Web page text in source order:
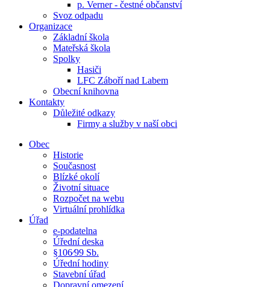
p. Verner - čestné občanství
Svoz odpadu
Organizace
Základní škola
Mateřská škola
Spolky
Hasiči
LFC Záboří nad Labem
Obecní knihovna
Kontakty
Důležité odkazy
Firmy a služby v naší obci
Obec
Historie
Současnost
Blízké okolí
Životní situace
Rozpočet na webu
Virtuální prohlídka
Úřad
e-podatelna
Úřední deska
§106⁄99 Sb.
Úřední hodiny
Stavební úřad
Dopravní omezení